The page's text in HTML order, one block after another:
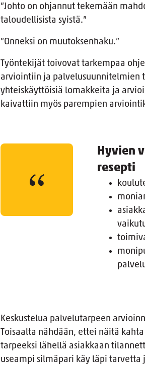
”Johto on ohjannut tekemään
taloudellisista syistä.”
”Onneksi on muutoksenhaku.”
Työntekijät toivovat tarkempaa
arviointiin ja palvelusuunnitelmien
yhteiskäyttöisiä lomakkeita ja
kaivattiin myös parempien
Hyvien
resepti
Keskustelua palvelutarpeen
Toisaalta nähdään, ettei näitä
tarpeeksi lähellä asiakkaan
useampi silmäpari käy läpi